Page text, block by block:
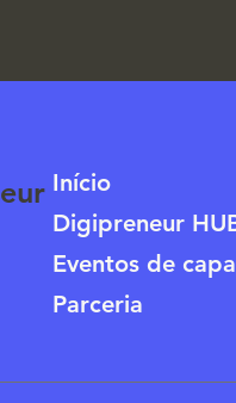
Início
Digipreneur
Eventos de
Parceria